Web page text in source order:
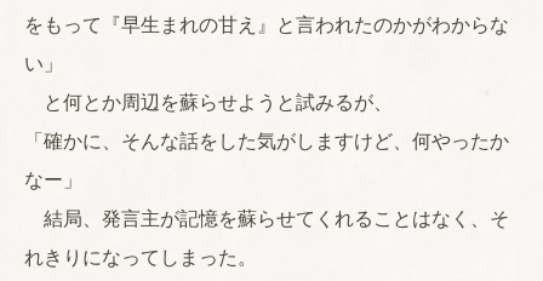
をもって『早生まれの甘え』と言われたのかがわからな
い」
と何とか周辺を蘇らせようと試みるが、
「確かに、そんな話をした気がしますけど、何やったか
なー」
結局、発言主が記憶を蘇らせてくれることはなく、そ
れきりになってしまった。